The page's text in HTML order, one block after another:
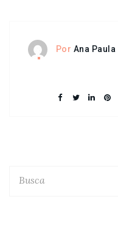
Por Ana Paula